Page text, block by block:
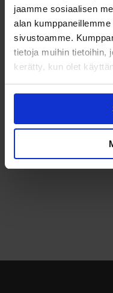
jaamme sosiaalisen
alan
sivustoamme.
tietoja muihin tietoihin,
kerätty, kun olet